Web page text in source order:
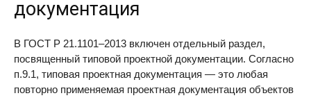
документация
В ГОСТ Р 21.1101–2013 включен отдельный раздел,
посвященный типовой проектной документации. Согласно
п.9.1, типовая проектная документация — это любая
повторно применяемая проектная документация объектов